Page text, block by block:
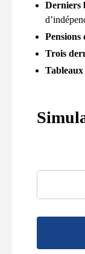
Derniers
Pensions
Trois
Tableaux